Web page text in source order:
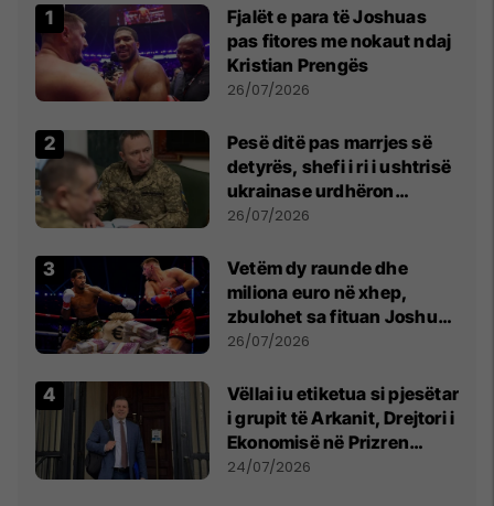
Fjalët e para të Joshuas
pas fitores me nokaut ndaj
Kristian Prengës
26/07/2026
Pesë ditë pas marrjes së
detyrës, shefi i ri i ushtrisë
ukrainase urdhëron
kontroll të madh
26/07/2026
Vetëm dy raunde dhe
miliona euro në xhep,
zbulohet sa fituan Joshua
e Prenga
26/07/2026
Vëllai iu etiketua si pjesëtar
i grupit të Arkanit, Drejtori i
Ekonomisë në Prizren
mohon pretendimet
24/07/2026